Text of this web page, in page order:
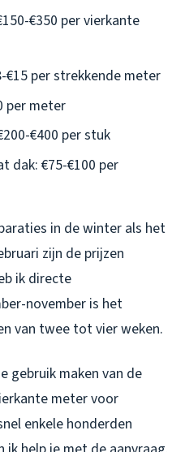
€350 per vierkante
€15 per strekkende meter
per meter
€400 per stuk
dak: €75-€100 per
in de winter als het
zijn de prijzen
ik directe
november is het
van twee tot vier weken.
gebruik maken van de
meter voor
enkele honderden